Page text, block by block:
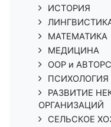
ИСТОРИЯ
МАТЕМАТИКА
МЕДИЦИНА
ООР и
ПСИХОЛОГИЯ
РАЗВИТИЕ
ОРГАНИЗАЦИЙ
СЕЛЬСКОЕ